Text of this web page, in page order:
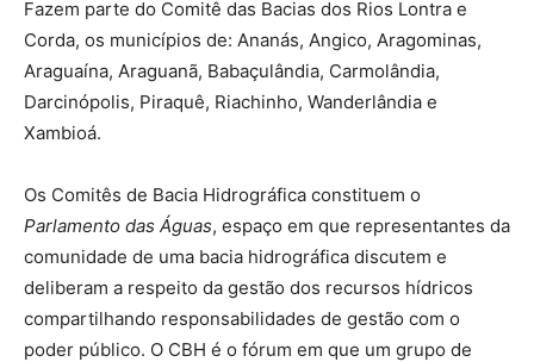
Fazem parte do Comitê das Bacias dos Rios Lontra e
Corda, os municípios de: Ananás, Angico, Aragominas,
Araguaína, Araguanã, Babaçulândia, Carmolândia,
Darcinópolis, Piraquê, Riachinho, Wanderlândia e
Xambioá.
Os Comitês de Bacia Hidrográfica constituem o
Parlamento das Águas, espaço em que representantes da
comunidade de uma bacia hidrográfica discutem e
deliberam a respeito da gestão dos recursos hídricos
compartilhando responsabilidades de gestão com o
poder público. O CBH é o fórum em que um grupo de